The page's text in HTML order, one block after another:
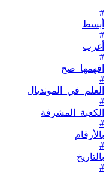
#
أبسط
#
أغرب
#
افهمها_صح
#
العلم_في_المونديال
#
الكعبة_المشرفة
#
بالأرقام
#
بالتاريخ
#